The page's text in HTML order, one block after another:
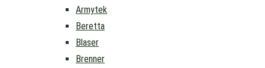
Armytek
Beretta
Blaser
Brenner